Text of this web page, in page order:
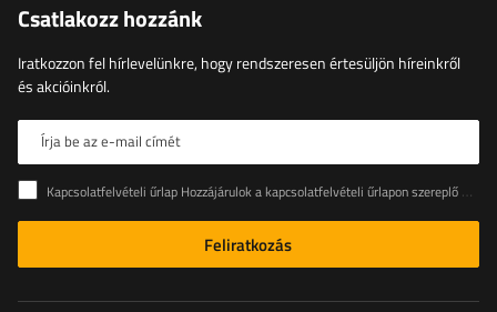
Csatlakozz hozzánk
Iratkozzon fel hírlevelünkre, hogy rendszeresen értesüljön híreinkről
és akcióinkról.
Írja be az e-mail címét
Kapcsolatfelvételi űrlap Hozzájárulok a kapcsolatfelvételi űrlapon szereplő személyes adataimnak az Európai Parlament és a Tanács (EU) rendeletével összhangban történő kezeléséhez
Feliratkozás